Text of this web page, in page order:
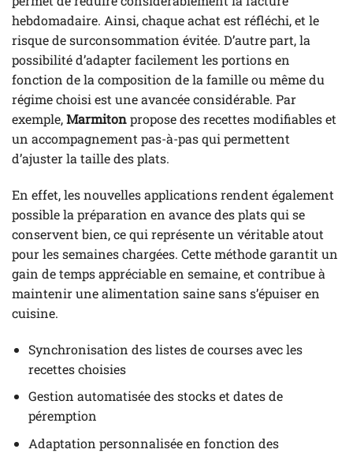
hebdomadaire. Ainsi, chaque achat est réfléchi, et le
risque de surconsommation évitée. D’autre part, la
possibilité d’adapter facilement les portions en
fonction de la composition de la famille ou même du
régime choisi est une avancée considérable. Par
exemple,Marmitonpropose des recettes modifiables et
un accompagnement pas-à-pas qui permettent
d’ajuster la taille des plats.
En effet, les nouvelles applications rendent également
possible la préparation en avance des plats qui se
conservent bien, ce qui représente un véritable atout
pour les semaines chargées. Cette méthode garantit un
gain de temps appréciable en semaine, et contribue à
maintenir une alimentation saine sans s’épuiser en
cuisine.
Synchronisation des listes de courses avec les
recettes choisies
Gestion automatisée des stocks et dates de
péremption
Adaptation personnalisée en fonction des